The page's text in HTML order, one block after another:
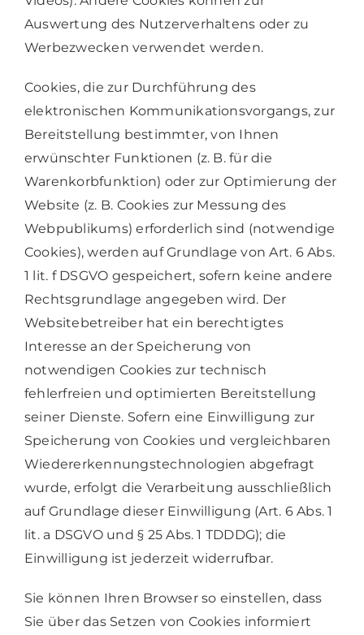
Auswertung des Nutzerverhaltens oder zu
Werbezwecken verwendet werden.
Cookies, die zur Durchführung des
elektronischen Kommunikationsvorgangs, zur
Bereitstellung bestimmter, von Ihnen
erwünschter Funktionen (z. B. für die
Warenkorbfunktion) oder zur Optimierung der
Website (z. B. Cookies zur Messung des
Webpublikums) erforderlich sind (notwendige
Cookies), werden auf Grundlage von Art. 6 Abs.
1 lit. f DSGVO gespeichert, sofern keine andere
Rechtsgrundlage angegeben wird. Der
Websitebetreiber hat ein berechtigtes
Interesse an der Speicherung von
notwendigen Cookies zur technisch
fehlerfreien und optimierten Bereitstellung
seiner Dienste. Sofern eine Einwilligung zur
Speicherung von Cookies und vergleichbaren
Wiedererkennungstechnologien abgefragt
wurde, erfolgt die Verarbeitung ausschließlich
auf Grundlage dieser Einwilligung (Art. 6 Abs. 1
lit. a DSGVO und § 25 Abs. 1 TDDDG); die
Einwilligung ist jederzeit widerrufbar.
Sie können Ihren Browser so einstellen, dass
Sie über das Setzen von Cookies informiert